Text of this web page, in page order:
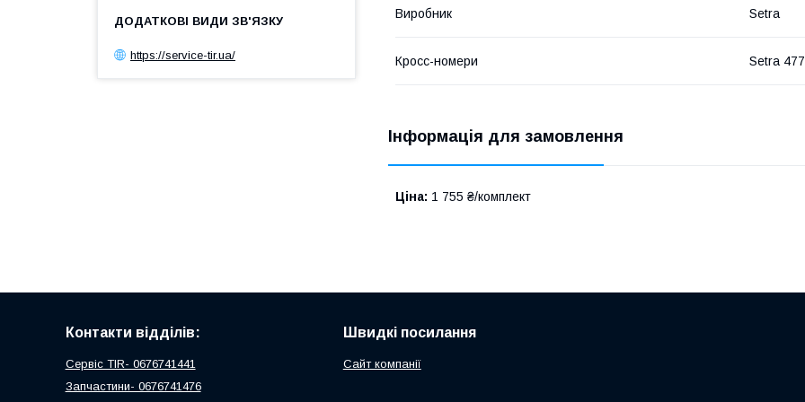
Виробник Setra
Кросс-номери Setra
Інформація для замовлення
Ціна: 1 755 ₴/комплект
https://service-tir.ua/
Контакти відділів:
Сервіс TIR- 0676741441
Запчастини- 0676741476
Швидкі посилання
Сайт компанії